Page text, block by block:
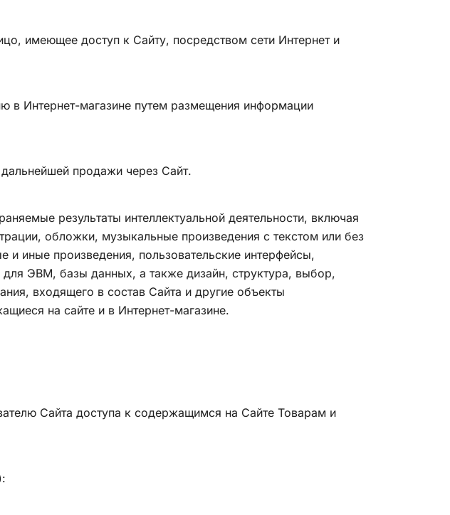
имеющее доступ к Сайту, посредством сети Интернет и
в Интернет-магазине путем размещения информации
продажи через Сайт.
результаты интеллектуальной деятельности, включая
обложки, музыкальные произведения с текстом или без
и иные произведения, пользовательские интерфейсы,
ЭВМ, базы данных, а также дизайн, структура, выбор,
входящего в состав Сайта и другие объекты
на сайте и в Интернет-магазине.
Сайта доступа к содержащимся на Сайте Товарам и